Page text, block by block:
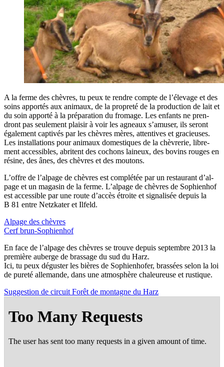
A la ferme des chèvres, tu peux te rendre compte de l’é­le­vage et des
soins appor­tés aux ani­maux, de la pro­pre­té de la pro­duc­tion de lait et
du soin appor­té à la pré­pa­ra­tion du fro­mage. Les enfants ne pren­
dront pas seule­ment plai­sir à voir les agneaux s’a­mu­ser, ils seront
éga­le­ment cap­ti­vés par les chèvres mères, atten­tives et gra­cieuses.
Les ins­tal­la­tions pour ani­maux domes­tiques de la chè­vre­rie, libre­
ment acces­sibles, abritent des cochons lai­neux, des bovins rouges en
résine, des ânes, des chèvres et des moutons.
L’offre de l’al­page de chèvres est com­plé­tée par un res­tau­rant d’al­
page et un maga­sin de la ferme. L’al­page de chèvres de Sophien­hof
est acces­sible par une route d’ac­cès étroite et signa­li­sée depuis la
B 81 entre Netz­ka­ter et Ilfeld.
Alpage des chèvres
Cerf brun-Sophien­hof
En face de l’al­page des chèvres se trouve depuis sep­tembre 2013 la
pre­mière auberge de bras­sage du sud du Harz.
Ici, tu peux dégus­ter les bières de Sophien­ho­fer, bras­sées selon la loi
de pure­té alle­mande, dans une atmo­sphère cha­leu­reuse et rustique.
Sug­ges­tion de cir­cuit Forêt de mon­tagne du Harz